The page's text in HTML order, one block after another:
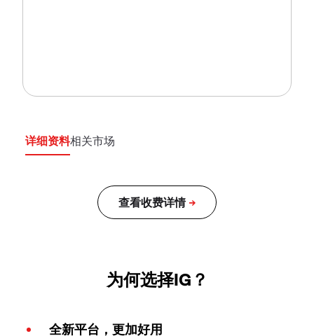
详细资料相关市场
为何选择IG？
全新平台，更加好用